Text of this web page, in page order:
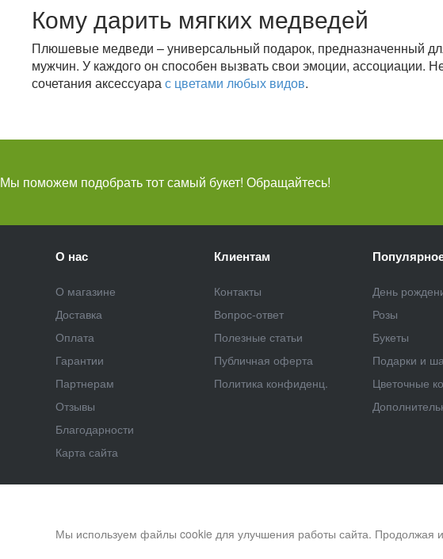
Кому дарить мягких медведей
Плюшевые медведи – универсальный подарок, предназначенный
мужчин. У каждого он способен вызвать свои эмоции, ассоциации.
сочетания аксессуарас цветами любых видов.
Мы поможем подобрать тот самый букет! Обращайтесь!
О нас
О магазине
Доставка
Оплата
Гарантии
Партнерам
Отзывы
Благодарности
Карта сайта
Клиентам
Контакты
Вопрос-ответ
Полезные статьи
Публичная оферта
Политика конфиденц.
День
Розы
Букеты
Подарки и
Цветочные
Мы используем файлы cookie для улучшения работы сайта. Продолжая